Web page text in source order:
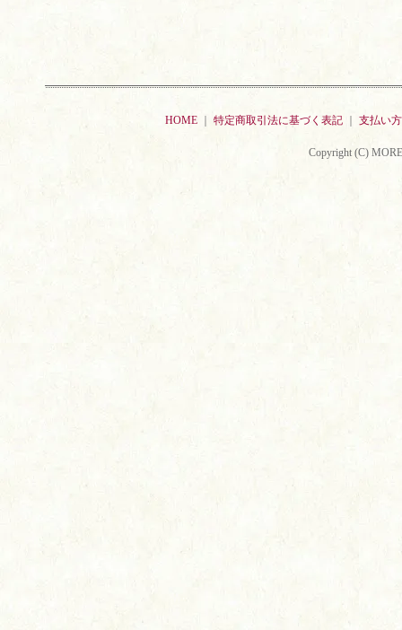
HOME 特定商取引法に基づく表記 支払い
Copyright (C)